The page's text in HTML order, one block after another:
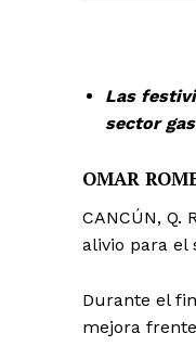
Las
sector
OMAR
CANCÚN,
alivio para el
Durante el
mejora